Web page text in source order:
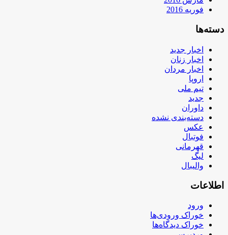
فوریه 2016
دسته‌ها
اخبار جدید
اخبار زنان
اخبار مردان
اروپا
تیم ملی
جدید
داوران
دسته‌بندی نشده
عکس
فوتبال
قهرمانی
لیگ
والیبال
اطلاعات
ورود
خوراک ورودی‌ها
خوراک دیدگاه‌ها